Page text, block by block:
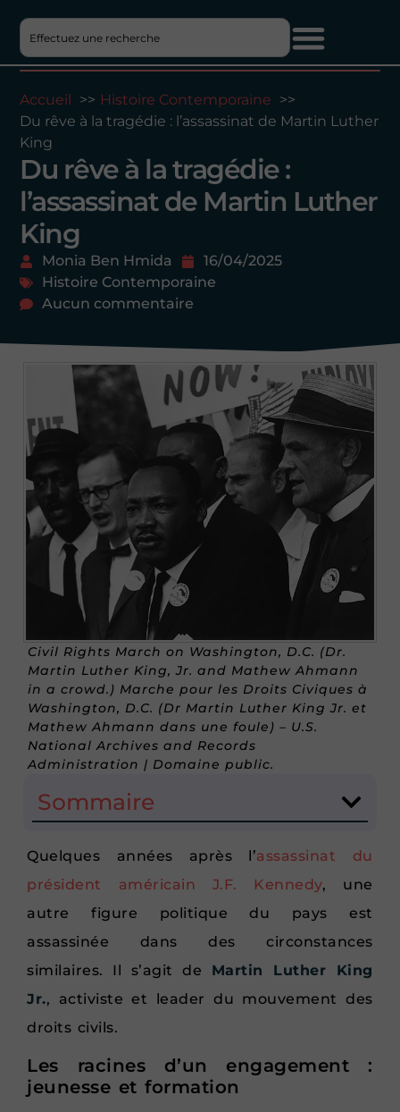
Accueil
Histoire Contemporaine
Du rêve à la tragédie : l’assassinat de Martin Luther
King
Du rêve à la tragédie :
l’assassinat de Martin Luther
King
Monia Ben Hmida
16/04/2025
Histoire Contemporaine
Aucun commentaire
Civil Rights March on Washington, D.C. (Dr.
Martin Luther King, Jr. and Mathew Ahmann
in a crowd.) Marche pour les Droits Civiques à
Washington, D.C. (Dr Martin Luther King Jr. et
Mathew Ahmann dans une foule) – U.S.
National Archives and Records
Administration | Domaine public.
Sommaire
Quelques années après l’assassinat du
président américain J.F. Kennedy, une
autre figure politique du pays est
assassinée dans des circonstances
similaires. Il s’agit de Martin Luther King
Jr., activiste et leader du mouvement des
droits civils.
Les racines d’un engagement :
jeunesse et formation